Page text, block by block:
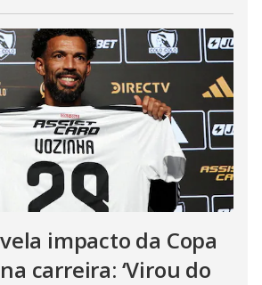
impacto da Copa
carreira: ‘Virou do